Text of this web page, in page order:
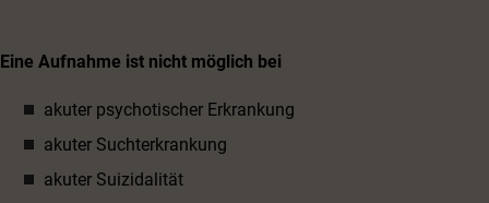
Eine Aufnahme ist nicht möglich bei
akuter psychotischer Erkrankung
akuter Suchterkrankung
akuter Suizidalität